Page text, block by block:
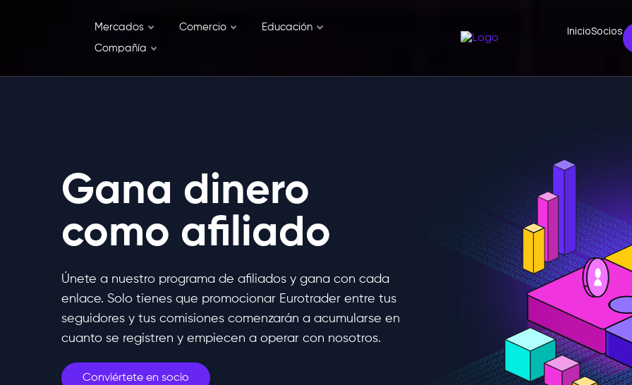
Mercados Comercio
Educación
Compañía
InicioSocios
Gana dinero
como afiliado
Únete a nuestro programa de afiliados y gana con cada
enlace. Solo tienes que promocionar Eurotrader entre tus
seguidores y tus comisiones comenzarán a acumularse en
cuanto se registren y empiecen a operar con nosotros.
Conviértete en socio